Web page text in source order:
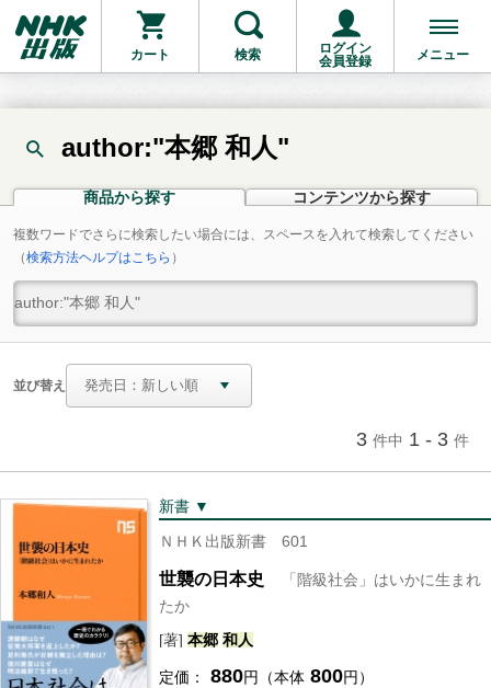
カート 検索
ログイン
会員登録
メニュー
author:"本郷 和人"
商品から探す コンテンツから探す
複数ワードでさらに検索したい場合には、スペースを入れて検索してください
（検索方法ヘルプはこちら ）
並び替え
3 件中 1 - 3 件
新書 ▼
ＮＨＫ出版新書 601
世襲の日本史
「階級社会」はいかに生まれ
たか
[著] 本郷 和人
定価： 880円（本体 800円）